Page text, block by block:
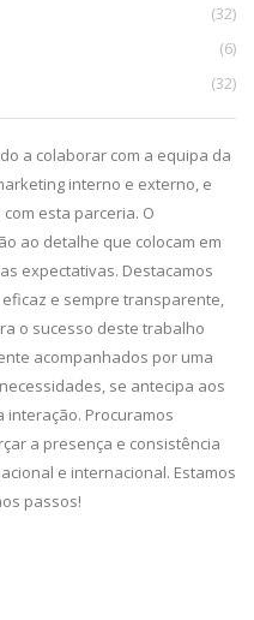
(32)
(6)
(32)
a colaborar com a equipa da
interno e externo, e
esta parceria. O
ao detalhe que colocam em
expectativas. Destacamos
e sempre transparente,
o sucesso deste trabalho
acompanhados por uma
se antecipa aos
interação. Procuramos
a presença e consistência
e internacional. Estamos
passos!